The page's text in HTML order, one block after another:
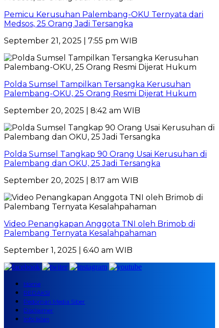
Pemicu Kerusuhan Palembang-OKU Ternyata dari
Medsos, 25 Orang Jadi Tersangka
September 21, 2025 | 7:55 pm WIB
Polda Sumsel Tampilkan Tersangka Kerusuhan
Palembang-OKU, 25 Orang Resmi Dijerat Hukum
September 20, 2025 | 8:42 am WIB
Polda Sumsel Tangkap 90 Orang Usai Kerusuhan di
Palembang dan OKU, 25 Jadi Tersangka
September 20, 2025 | 8:17 am WIB
Video Penangkapan Anggota TNI oleh Brimob di
Palembang Ternyata Kesalahpahaman
September 1, 2025 | 6:40 am WIB
Home
REDAKSI
Pedoman Media Siber
Disclaimer
Info Iklan